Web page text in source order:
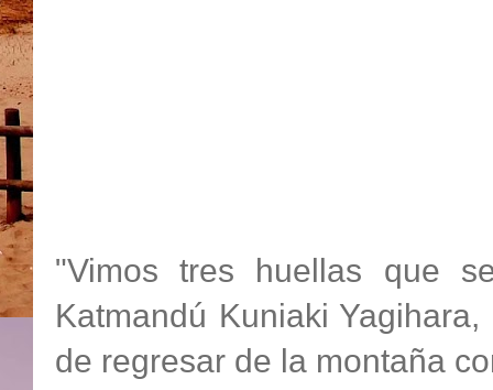
"Vimos tres huellas que
Katmandú Kuniaki
de regresar de la montaña